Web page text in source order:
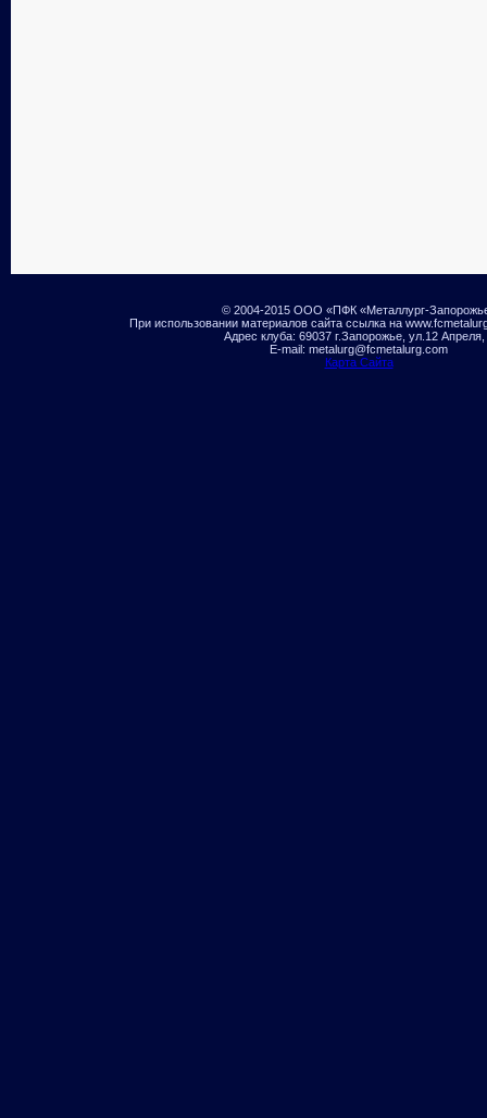
© 2004-2015 ООО «ПФК «Металлург-
При использовании материалов сайта ссылка на
Адрес клуба: 69037 г.Запорожье, ул.12 Апреля,
E-mail: metalurg@fcmetalurg.com
Карта Сайта